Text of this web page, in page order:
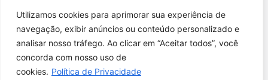
Utilizamos cookies para oferecer melhor
experiência, melhorar o desempenho, analisar
como você interage em nosso site e
personalizar conteúdo.
Utilizamos cookies para aprimorar sua experiência de
navegação, exibir anúncios ou conteúdo personalizado e
analisar nosso tráfego. Ao clicar em “Aceitar todos”, você
concorda com nosso uso de
cookies. Política de Privacidade